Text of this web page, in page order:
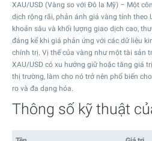
XAU/USD (Vàng so với Đô la Mỹ) – Một
dịch rộng rãi, phản ánh giá vàng tính theo
khoản sâu và khối lượng giao dịch cao,
đáng kể khi giá phản ứng với các dữ liệu
chính trị. Vị thế của vàng như một tài sản
XAU/USD có xu hướng giữ hoặc tăng giá
thị trường, làm cho nó trở nên phổ biến
ro và đa dạng hóa.
Thông số kỹ thuật